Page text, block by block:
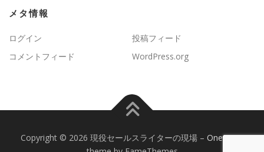
メタ情報
ログイン
投稿フィード
コメントフィード
WordPress.org
Copyright © 2026 現役セールスライターの現場 – OnePress